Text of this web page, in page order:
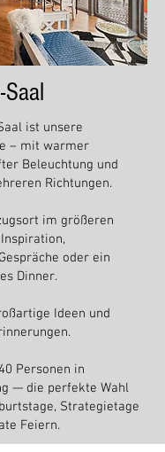
ist unsere
– mit warmer
Beleuchtung und
Richtungen.
im größeren
oder ein
Dinner.
Ideen und
Personen in
— die perfekte Wahl
Strategietage
Feiern.